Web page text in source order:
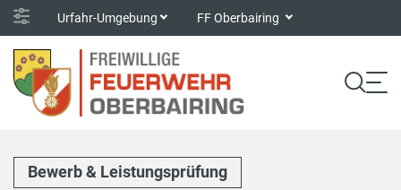
Urfahr-Umgebung FF Oberbairing
Bewerb & Leistungsprüfung